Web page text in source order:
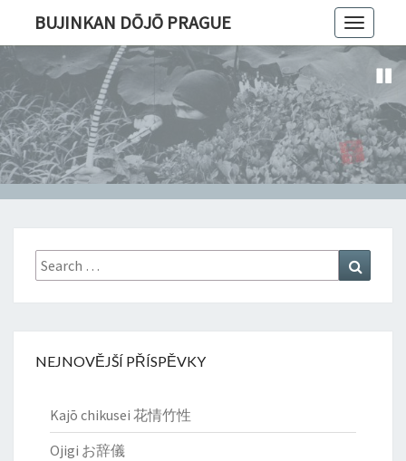
Toggle
BUJINKAN DŌJŌ PRAGUE
Search
for:
NEJNOVĚJŠÍ PŘÍSPĚVKY
Kajō chikusei 花情竹性
Ojigi お辞儀